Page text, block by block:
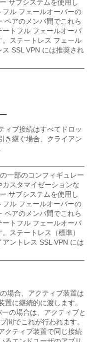
サブシステムを使用し
ル フェールオーバーの
ペアのメンバ間でこれら
トフル フェールオーバ
ステートレス フェール
SSL VPN には推奨され
ィブ接続はすべてドロッ
き継ぐ場合、クライアン
一部のコンフィギュレー
スタマイゼーションな
サブシステムを使用し
ル フェールオーバーの
ペアのメンバ間でこれら
トフル フェールオーバ
ステートレス（標準）
ントレス SSL VPN には
場合 、アクティブ装置は
に継続的に渡します。
の場合は、アクティブと
間でこれが行われます。
クティブ装置で同じ接続